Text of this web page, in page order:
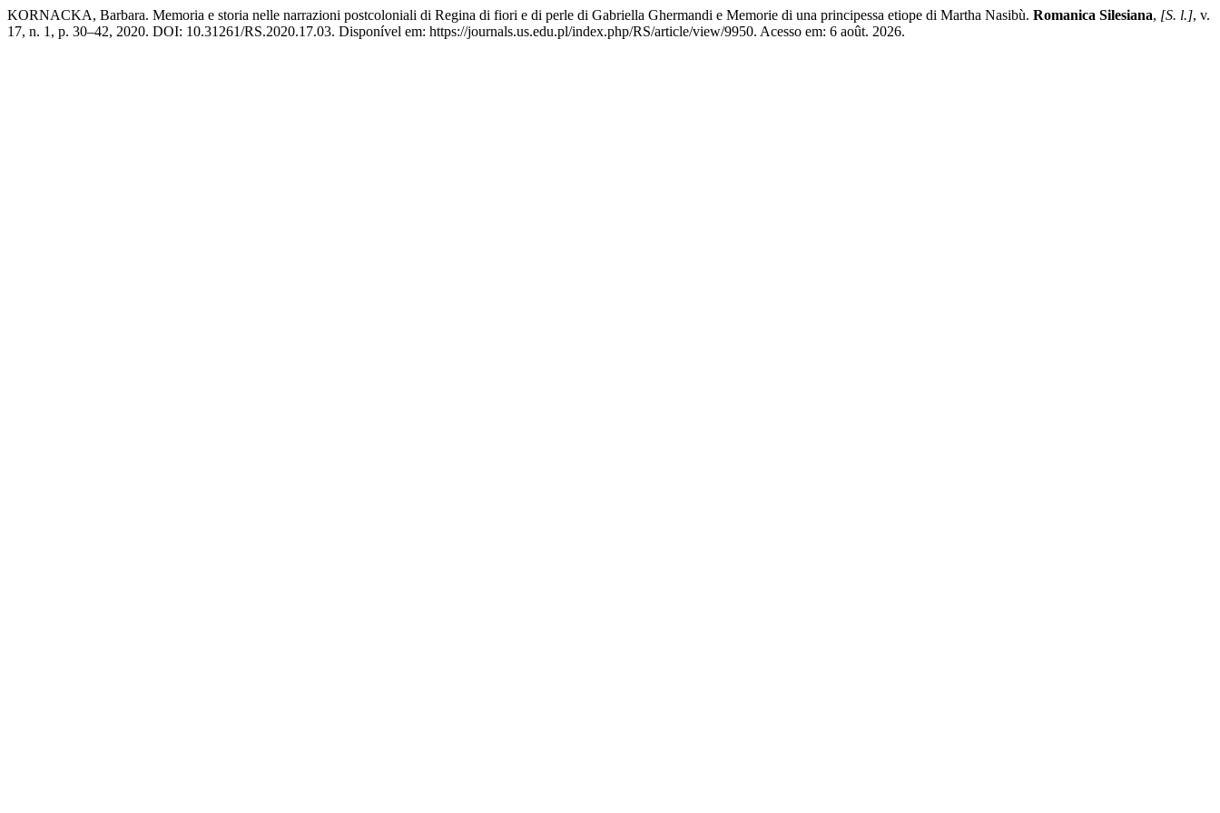
KORNACKA, Barbara. Memoria e storia nelle narrazioni postcoloniali di Regina di fiori e di perle di Gabriella Ghermandi e Memorie di una principessa etiope di Martha Nasibù. Romanica Silesiana, [S. l.], v.
17, n. 1, p. 30–42, 2020. DOI: 10.31261/RS.2020.17.03. Disponível em: https://journals.us.edu.pl/index.php/RS/article/view/9950. Acesso em: 6 août. 2026.